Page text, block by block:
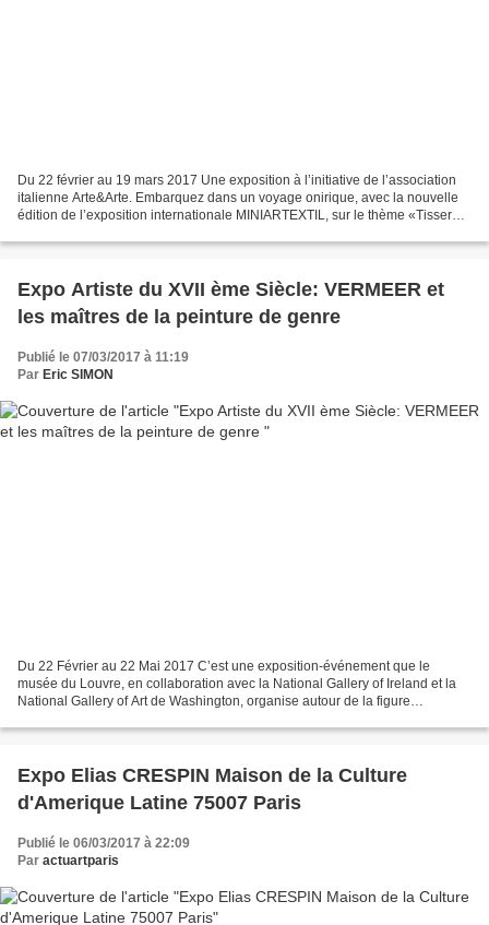
Du 22 février au 19 mars 2017 Une exposition à l’initiative de l’association
italienne Arte&Arte. Embarquez dans un voyage onirique, avec la nouvelle
édition de l’exposition internationale MINIARTEXTIL, sur le thème «Tisser
Expo Artiste du XVII ème Siècle: VERMEER et
les maîtres de la peinture de genre
Publié le 07/03/2017 à 11:19
Par Eric SIMON
Du 22 Février au 22 Mai 2017 C’est une exposition-événement que le
musée du Louvre, en collaboration avec la National Gallery of Ireland et la
National Gallery of Art de Washington, organise autour de la figure
Expo Elias CRESPIN Maison de la Culture
d'Amerique Latine 75007 Paris
Publié le 06/03/2017 à 22:09
Par actuartparis